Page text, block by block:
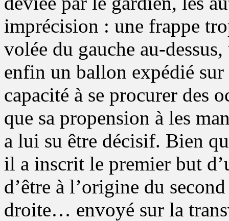
imprécision : une frappe
volée du gauche au-
enfin un ballon expédié
capacité à se procurer des
que sa propension à les
a lui su être décisif. Bien
il a inscrit le premier but
d’être à l’origine du
droite… envoyé sur la